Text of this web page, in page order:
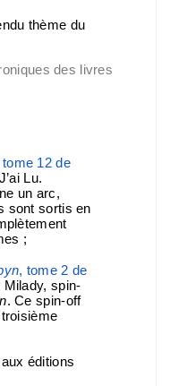
thème du
des livres
tome 12 de
Lu.
un arc,
sont sortis en
;
, tome 2 de
spin-
. Ce spin-off
éditions